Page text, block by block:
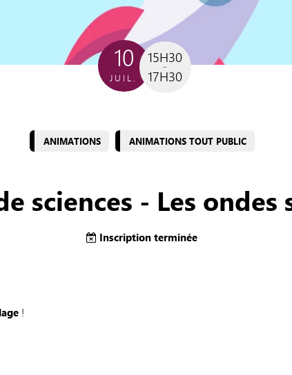
10
JUIL.
15H30
17H30
ANIMATIONS ANIMATIONS TOUT PUBLIC
sciences - Les ondes
Inscription terminée
!